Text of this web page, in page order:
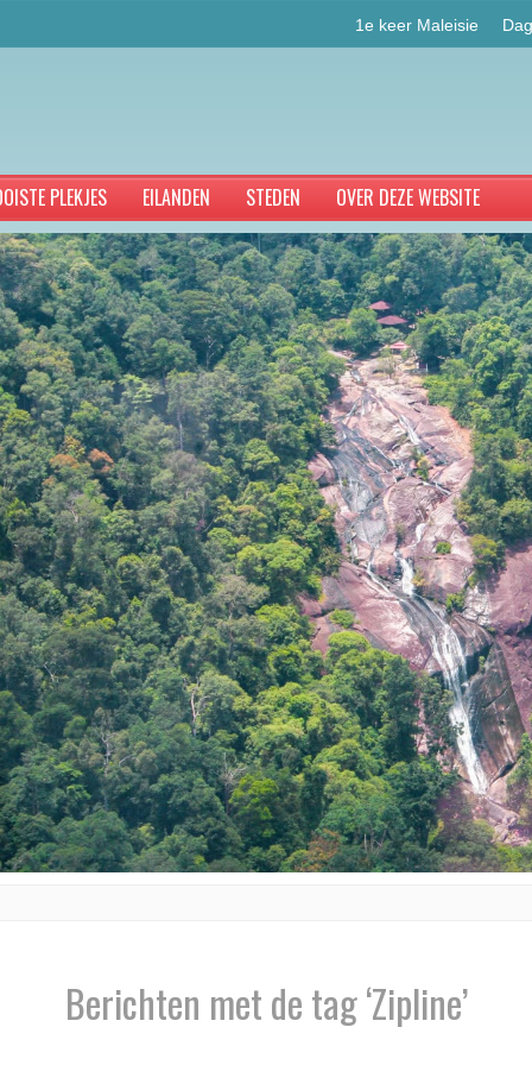
1e keer Maleisie
PLEKJES EILANDEN STEDEN OVER DEZE WEBSITE
Berichten met de tag ‘Zipline’